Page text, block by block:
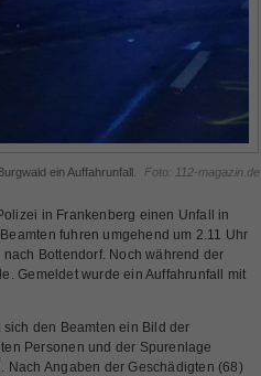
ein Auffahrunfall. Foto: 112-magazin.de
in Frankenberg einen Unfall in
fuhren umgehend um 2.11 Uhr
Bottendorf. Noch während der
Gemeldet wurde ein Auffahrunfall mit
den Beamten ein Bild der
Personen und der Spurenlage
Nach Angaben der Geschädigten (68)